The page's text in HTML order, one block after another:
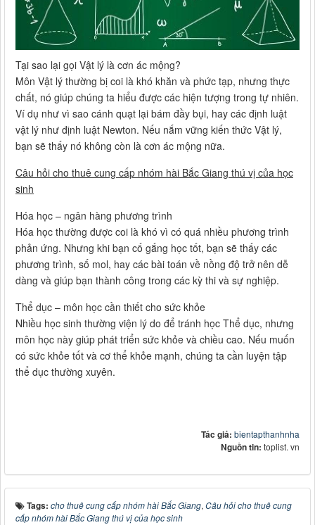
Tại sao lại gọi Vật lý là cơn ác mộng?
Môn Vật lý thường bị coi là khó khăn và phức tạp, nhưng thực
chất, nó giúp chúng ta hiểu được các hiện tượng trong tự nhiên.
Ví dụ như vì sao cánh quạt lại bám đầy bụi, hay các định luật
vật lý như định luật Newton. Nếu nắm vững kiến thức Vật lý,
bạn sẽ thấy nó không còn là cơn ác mộng nữa.
Câu hỏi cho thuê cung cấp nhóm hài Bắc Giang thú vị của học
sinh
Hóa học – ngân hàng phương trình
Hóa học thường được coi là khó vì có quá nhiều phương trình
phản ứng. Nhưng khi bạn cố gắng học tốt, bạn sẽ thấy các
phương trình, số mol, hay các bài toán về nồng độ trở nên dễ
dàng và giúp bạn thành công trong các kỳ thi và sự nghiệp.
Thể dục – môn học cần thiết cho sức khỏe
Nhiều học sinh thường viện lý do để tránh học Thể dục, nhưng
môn học này giúp phát triển sức khỏe và chiều cao. Nếu muốn
có sức khỏe tốt và cơ thể khỏe mạnh, chúng ta cần luyện tập
thể dục thường xuyên.
Tác giả: bientapthanhnha
Nguồn tin: toplist. vn
Tags: cho thuê cung cấp nhóm hài Bắc Giang, Câu hỏi cho thuê cung
cấp nhóm hài Bắc Giang thú vị của học sinh